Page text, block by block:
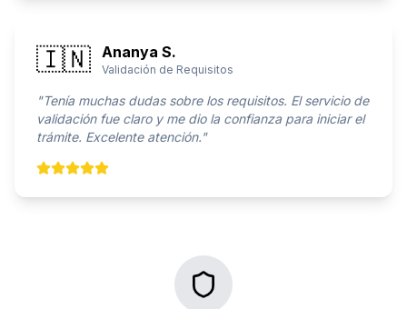
🇮🇳 Ananya S.
Validación de Requisitos
"Tenía muchas dudas sobre los requisitos. El servicio de
validación fue claro y me dio la confianza para iniciar el
trámite. Excelente atención."